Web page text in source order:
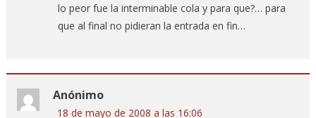
lo peor fue la interminable cola y para que?… para
que al final no pidieran la entrada en fin…
Anónimo
18 de mayo de 2008 a las 16:06